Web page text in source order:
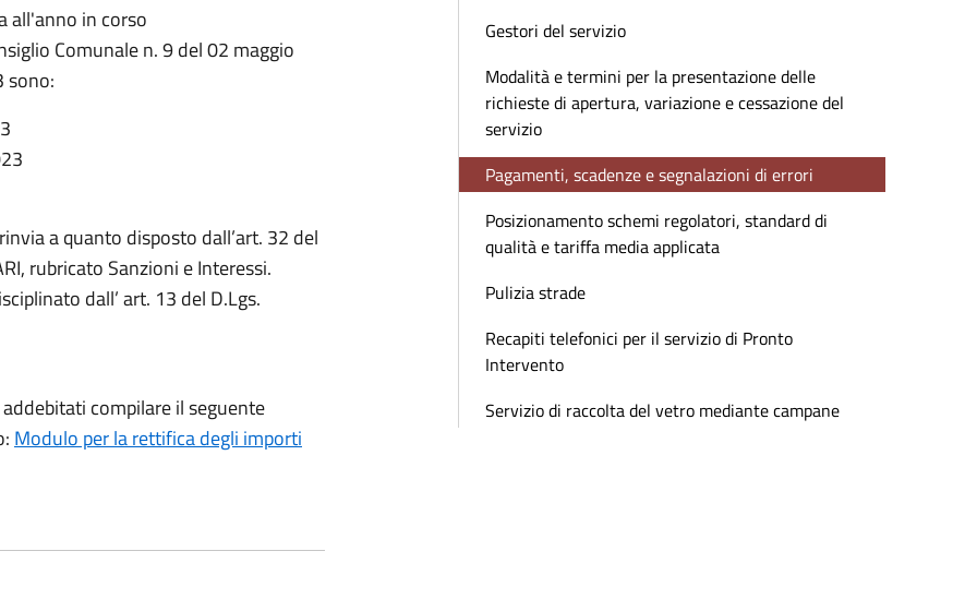
all'anno in corso
Comunale n. 9 del 02 maggio
sono:
a quanto disposto dall’art. 32 del
rubricato Sanzioni e Interessi.
dall’ art. 13 del D.Lgs.
compilare il seguente
Modulo per la rettifica degli importi
Gestori del servizio
Modalità e termini per la presentazione delle
richieste di apertura, variazione e cessazione del
servizio
Pagamenti, scadenze e segnalazioni di errori
Posizionamento schemi regolatori, standard di
qualità e tariffa media applicata
Pulizia strade
Recapiti telefonici per il servizio di Pronto
Intervento
Servizio di raccolta del vetro mediante campane